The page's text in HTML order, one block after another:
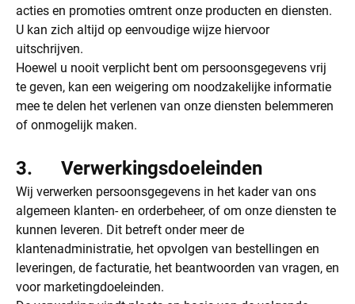
acties en promoties omtrent onze producten en diensten.
U kan zich altijd op eenvoudige wijze hiervoor
uitschrijven.
Hoewel u nooit verplicht bent om persoonsgegevens vrij
te geven, kan een weigering om noodzakelijke informatie
mee te delen het verlenen van onze diensten belemmeren
of onmogelijk maken.
3. Verwerkingsdoeleinden
Wij verwerken persoonsgegevens in het kader van ons
algemeen klanten- en orderbeheer, of om onze diensten te
kunnen leveren. Dit betreft onder meer de
klantenadministratie, het opvolgen van bestellingen en
leveringen, de facturatie, het beantwoorden van vragen, en
voor marketingdoeleinden.